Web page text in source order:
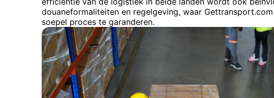
douaneformaliteiten en regelgeving, waar
​​soepel proces te garanderen.